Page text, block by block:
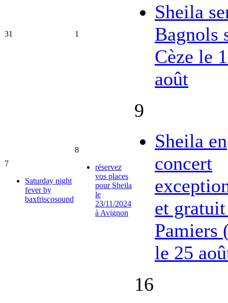
31 1
Sheila
Bagnols
Cèze le
août
7
Saturday night
fever by
baxfriscosound
8
réservez
vos places
pour Sheila
le
23/11/2024
à Avignon
9
Sheila en
concert
et
Pamiers
le 25
16